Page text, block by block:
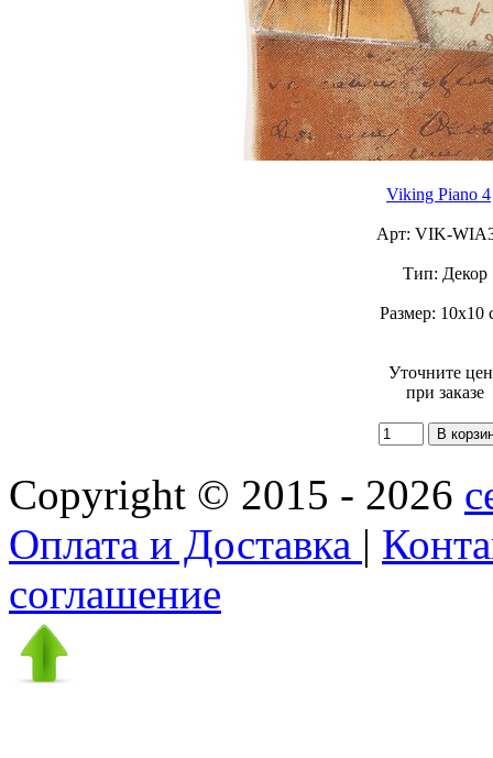
Viking Piano 4
Арт: VIK-
Тип: Декор
Размер: 10х10
Уточните
при заказе
Copyright © 2015 - 2026
Оплата и Доставка |
соглашение